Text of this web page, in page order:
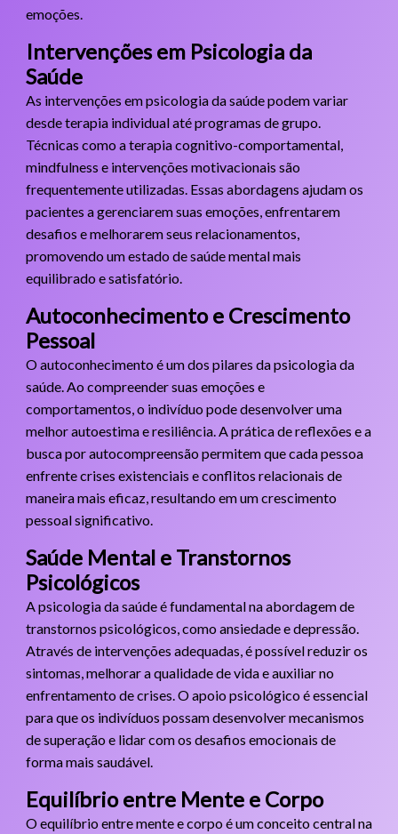
emoções.
Intervenções em Psicologia da
Saúde
As intervenções em psicologia da saúde podem variar
desde terapia individual até programas de grupo.
Técnicas como a terapia cognitivo-comportamental,
mindfulness e intervenções motivacionais são
frequentemente utilizadas. Essas abordagens ajudam os
pacientes a gerenciarem suas emoções, enfrentarem
desafios e melhorarem seus relacionamentos,
promovendo um estado de saúde mental mais
equilibrado e satisfatório.
Autoconhecimento e Crescimento
Pessoal
O autoconhecimento é um dos pilares da psicologia da
saúde. Ao compreender suas emoções e
comportamentos, o indivíduo pode desenvolver uma
melhor autoestima e resiliência. A prática de reflexões e a
busca por autocompreensão permitem que cada pessoa
enfrente crises existenciais e conflitos relacionais de
maneira mais eficaz, resultando em um crescimento
pessoal significativo.
Saúde Mental e Transtornos
Psicológicos
A psicologia da saúde é fundamental na abordagem de
transtornos psicológicos, como ansiedade e depressão.
Através de intervenções adequadas, é possível reduzir os
sintomas, melhorar a qualidade de vida e auxiliar no
enfrentamento de crises. O apoio psicológico é essencial
para que os indivíduos possam desenvolver mecanismos
de superação e lidar com os desafios emocionais de
forma mais saudável.
Equilíbrio entre Mente e Corpo
O equilíbrio entre mente e corpo é um conceito central na